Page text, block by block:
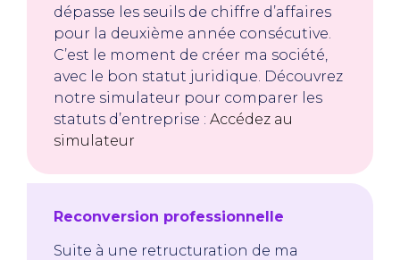
dépasse les seuils de chiffre d’affaires
pour la deuxième année consécutive.
C’est le moment de créer ma société,
avec le bon statut juridique. Découvrez
notre simulateur pour comparer les
statuts d’entreprise : Accédez au
simulateur
Reconversion professionnelle
Suite à une retructuration de ma